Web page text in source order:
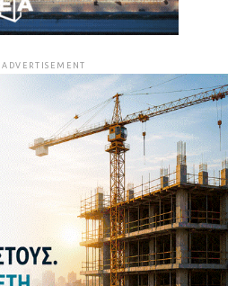
ADVERTISEMENT